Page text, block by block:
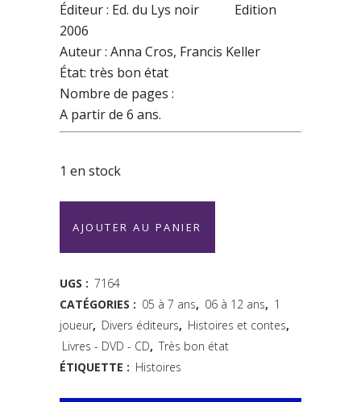
Éditeur : Ed. du Lys noir Edition
2006
Auteur : Anna Cros, Francis Keller
État: très bon état
Nombre de pages :
A partir de 6 ans.
1 en stock
pour
la
vie
-
Ed.
AJOUTER AU PANIER
UGS : 7164
CATÉGORIES : 05 à 7 ans, 06 à 12 ans, 1
joueur, Divers éditeurs, Histoires et contes,
Livres - DVD - CD, Très bon état
ÉTIQUETTE : Histoires